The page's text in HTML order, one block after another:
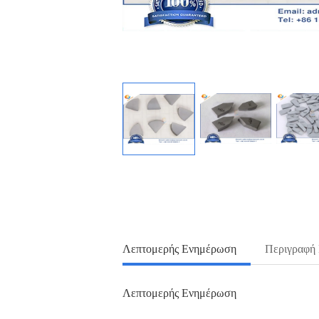
Λεπτομερής Ενημέρωση Περιγραφή
Λεπτομερής Ενημέρωση